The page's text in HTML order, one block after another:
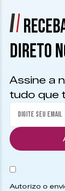
DIRETO
Assine a
tudo que
Autorizo o